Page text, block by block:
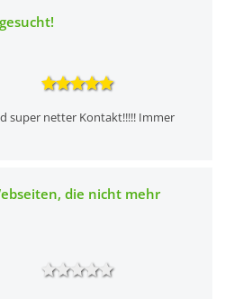
super netter Kontakt!!!!! Immer
die nicht mehr